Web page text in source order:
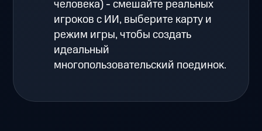
человека) - смешайте реальных
игроков с ИИ, выберите карту и
режим игры, чтобы создать
идеальный
многопользовательский поединок.